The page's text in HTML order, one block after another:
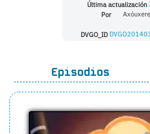
Última actualización
Por
DVGO_ID
Episodios